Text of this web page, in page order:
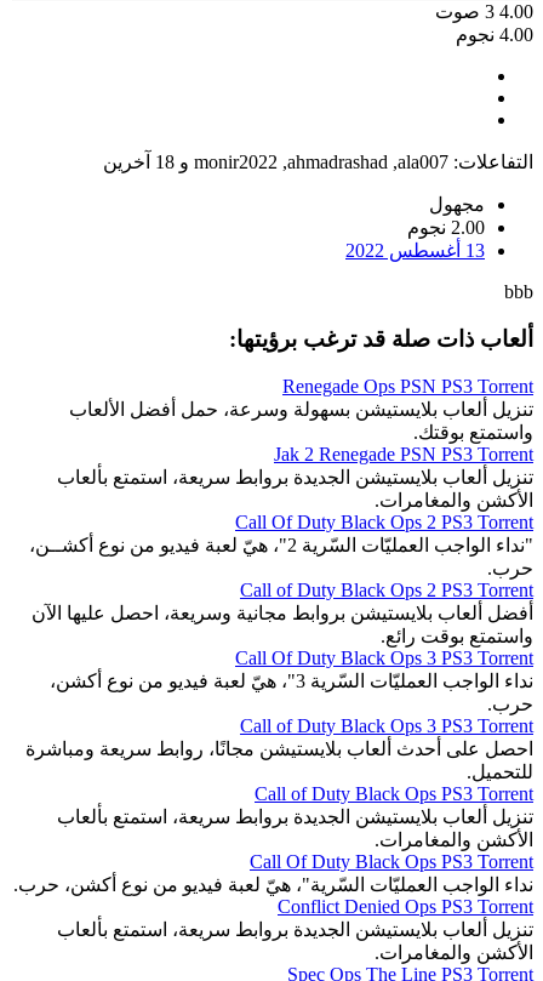
4.00
3 صوت
4.00 نجوم
التفاعلات: ala007
,
ahmadrashad
,
monir2022 و 18 آخرين
مجهول
2.00 نجوم
13 أغسطس 2022
bbb
ألعاب ذات صلة قد ترغب برؤيتها:
Renegade Ops PSN PS3 Torrent
تنزيل ألعاب بلايستيشن بسهولة وسرعة، حمل أفضل الألعاب
واستمتع بوقتك.
Jak 2 Renegade PSN PS3 Torrent
تنزيل ألعاب بلايستيشن الجديدة بروابط سريعة، استمتع بألعاب
الأكشن والمغامرات.
Call Of Duty Black Ops 2 PS3 Torrent
"نداء الواجب العمليّات السّرية 2"، هيّ لعبة فيديو من نوع أكشــن،
حرب.
Call of Duty Black Ops 2 PS3 Torrent
أفضل ألعاب بلايستيشن بروابط مجانية وسريعة، احصل عليها الآن
واستمتع بوقت رائع.
Call Of Duty Black Ops 3 PS3 Torrent
نداء الواجب العمليّات السّرية 3"، هيّ لعبة فيديو من نوع أكشن،
حرب.
Call of Duty Black Ops 3 PS3 Torrent
احصل على أحدث ألعاب بلايستيشن مجانًا، روابط سريعة ومباشرة
للتحميل.
Call of Duty Black Ops PS3 Torrent
تنزيل ألعاب بلايستيشن الجديدة بروابط سريعة، استمتع بألعاب
الأكشن والمغامرات.
Call Of Duty Black Ops PS3 Torrent
نداء الواجب العمليّات السّرية"، هيّ لعبة فيديو من نوع أكشن، حرب.
Conflict Denied Ops PS3 Torrent
تنزيل ألعاب بلايستيشن الجديدة بروابط سريعة، استمتع بألعاب
الأكشن والمغامرات.
Spec Ops The Line PS3 Torrent